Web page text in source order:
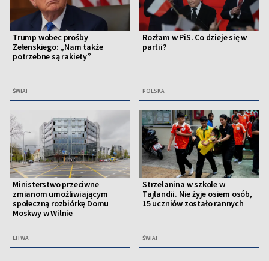
Trump wobec prośby
Zełenskiego: „Nam także
potrzebne są rakiety”
ŚWIAT
Rozłam w PiS. Co dzieje się w
partii?
POLSKA
Ministerstwo przeciwne
zmianom umożliwiającym
społeczną rozbiórkę Domu
Moskwy w Wilnie
LITWA
Strzelanina w szkole w
Tajlandii. Nie żyje osiem osób,
15 uczniów zostało rannych
ŚWIAT